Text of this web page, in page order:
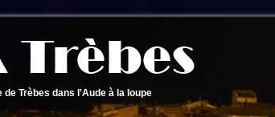
de Trèbes dans l'Aude à la loupe